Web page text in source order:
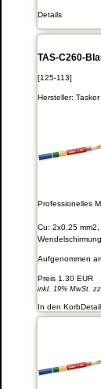
Details
TAS-C260-
[125-113]
Hersteller: Tasker
Professionelles
Cu: 2x0,25
Aufgenommen
Preis 1.30 EUR
inkl. 19% MwSt.
In den Korb